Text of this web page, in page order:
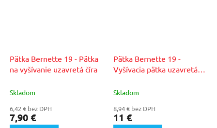
Pätka Bernette 19 - Pätka
na vyšívanie uzavretá číra
Skladom
6,42 € bez DPH
7,90 €
Pätka Bernette 19 -
Vyšívacia pätka uzavretá
Skladom
8,94 € bez DPH
11 €